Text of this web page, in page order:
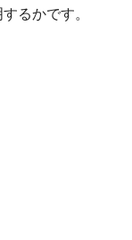
るかです。